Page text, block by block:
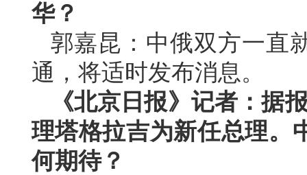
华？
郭嘉昆：中俄双方一直
通，将适时发布消息。
《北京日报》记者：据
理塔格拉吉为新任总理。
何期待？